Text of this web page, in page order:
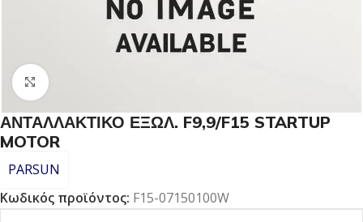
Click to enlarge
ΑΝΤΑΛΛΑΚΤΙΚΟ ΕΞΩΛ. F9,9/F15 STARTUP
MOTOR
PARSUN
Κωδικός προϊόντος: F15-07150100W